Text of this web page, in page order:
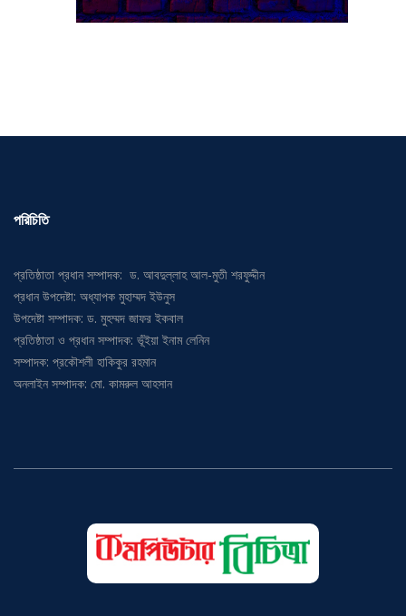
পরিচিতি
প্রতিষ্ঠাতা প্রধান সম্পাদক: ড. আবদুল্লাহ আল-মুতী শরফুদ্দীন
প্রধান উপদেষ্টা: অধ্যাপক মুহাম্মদ ইউনুস
উপদেষ্টা সম্পাদক: ড. মুহম্মদ জাফর ইকবাল
প্রতিষ্ঠাতা ও প্রধান সম্পাদক: ভূঁইয়া ইনাম লেনিন
সম্পাদক: প্রকৌশলী হাকিকুর রহমান
অনলাইন সম্পাদক: মো. কামরুল আহসান